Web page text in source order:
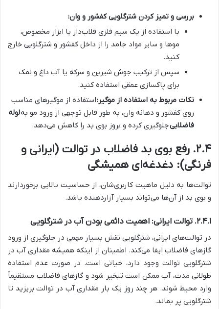
بررسی و تمیز کردن شترگلویی کفشور و وان:
با استفاده از یک سیم فلزی قلاب‌دار یا ابزار مخصوص،
موها و سایر مواد جامد را از داخل کفشور و شترگلویی خارج
کنید.
سپس از ترکیب جوش شیرین و سرکه یا آب داغ و نمک
برای پاکسازی عمقی استفاده کنید.
نکات مربوط به استفاده از موگیر:استفاده از موگیرهای مناسب
روی کفشور و دهانه وان، به طور قابل توجهی از ورود مو بهلوله
فاضلابیجلوگیری کرده و بروز بوی بد را کاهش می‌دهد.
۲.۴. رفع بوی بد فاضلاب در توالت (ایرانی و
فرنگی): دغدغه‌ای همیشگی
توالت‌ها به دلیل ماهیت کاربری‌شان، از حساسیت بالایی برخوردارند
و بوی بد از آن‌ها می‌تواند بسیار آزاردهنده باشد.
۲.۴.۱. توالت ایرانی: اهمیت دائمی بودن آب در شترگلویی
در توالت‌های ایرانی، شترگلویی نقش بسیار مهمی در جلوگیری از ورود
گازهای فاضلاب ایفا می‌کند. اطمینان از اینکه همیشه مقداری آب در
شترگلویی توالت وجود دارد، حیاتی است. در صورت عدم استفاده
طولانی مدت، آب ممکن است تبخیر شود و گازهای فاضلاب مستقیماً
وارد محیط شوند. هر چند روز یک بار مقداری آب در توالت بریزید تا
شترگلویی پر بماند.